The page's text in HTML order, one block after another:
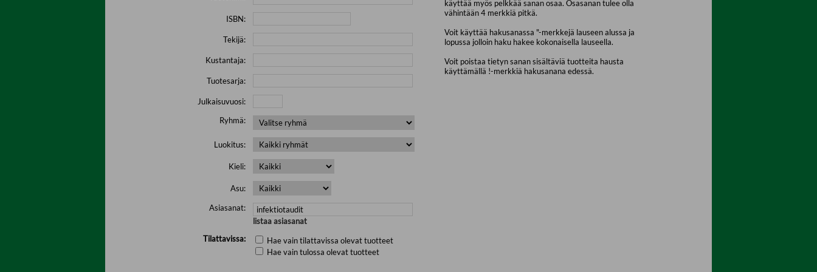
ISBN:
Tekijä:
Kustantaja:
Tuotesarja:
Julkaisuvuosi:
Ryhmä:
Luokitus:
Kieli:
Asu:
Asiasanat:
listaa asiasanat
Tilattavissa:
Hae vain tilattavissa olevat tuotteet
Hae vain tulossa olevat tuotteet
käyttää myös pelkkää sanan osaa. Osasanan tulee olla
vähintään 4 merkkiä pitkä.
Voit käyttää hakusanassa "-merkkejä lauseen alussa ja
lopussa jolloin haku hakee kokonaisella lauseella.
Voit poistaa tietyn sanan sisältäviä tuotteita hausta
käyttämällä !-merkkiä hakusanana edessä.